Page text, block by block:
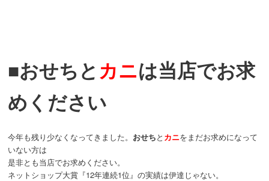
■おせちとカニは当店でお求
めください
今年も残り少なくなってきました。 おせちと カニをまだお求めになって
いない方は
是非とも当店でお求めください。
ネットショップ大賞『12年連続1位』の実績は伊達じゃない。